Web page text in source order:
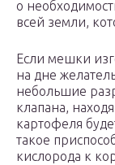
о
всей земли,
Если мешки
на дне
небольшие
клапана,
картофеля
такое
кислорода к